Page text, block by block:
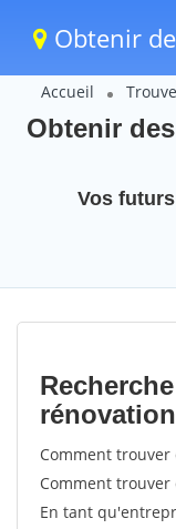
Obtenir
Accueil
Obtenir
Vos
Comment
Comment
En tant